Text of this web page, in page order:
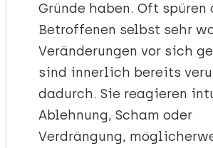
Gründe haben. Oft spüren
Betroffenen selbst sehr
Veränderungen vor sich
sind innerlich bereits
dadurch. Sie reagieren
Ablehnung, Scham oder
Verdrängung,